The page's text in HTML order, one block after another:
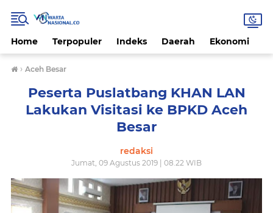
Home Terpopuler Indeks Daerah Ekonomi
› Aceh Besar
Peserta Puslatbang KHAN LAN
Lakukan Visitasi ke BPKD Aceh
Besar
redaksi
Jumat, 09 Agustus 2019 | 08.22 WIB